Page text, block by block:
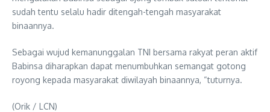
sudah tentu selalu hadir ditengah-tengah masyarakat
binaannya.
Sebagai wujud kemanunggalan TNI bersama rakyat peran aktif
Babinsa diharapkan dapat menumbuhkan semangat gotong
royong kepada masyarakat diwilayah binaannya, “tuturnya.
(Orik / LCN)